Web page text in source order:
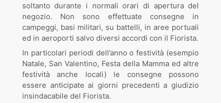
soltanto durante i normali orari di apertura del
negozio. Non sono effettuate consegne in
campeggi, basi militari, su battelli, in aree portuali
ed in aeroporti salvo diversi accordi con il Fiorista.
In particolari periodi dell’anno o festività (esempio
Natale, San Valentino, Festa della Mamma ed altre
festività anche locali) le consegne possono
essere anticipate ai giorni precedenti a giudizio
insindacabile del Fiorista.